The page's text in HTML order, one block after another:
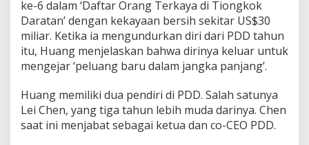
ke-6 dalam ‘Daftar Orang Terkaya di Tiongkok
Daratan’ dengan kekayaan bersih sekitar US$30
miliar. Ketika ia mengundurkan diri dari PDD tahun
itu, Huang menjelaskan bahwa dirinya keluar untuk
mengejar ‘peluang baru dalam jangka panjang’.
Huang memiliki dua pendiri di PDD. Salah satunya
Lei Chen, yang tiga tahun lebih muda darinya. Chen
saat ini menjabat sebagai ketua dan co-CEO PDD.